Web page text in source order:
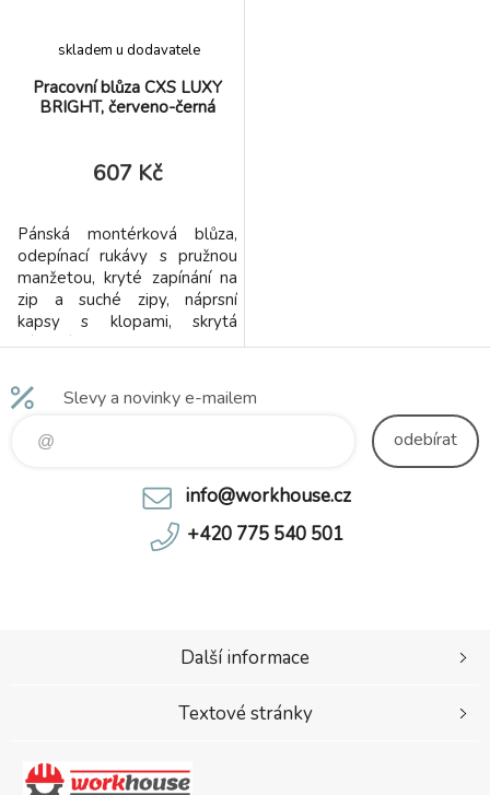
Pracovní blůza CXS LUXY
BRIGHT, červeno-černá
skladem u dodavatele
607 Kč
Pánská montérková blůza,
odepínací rukávy s pružnou
manžetou, kryté zapínání na
zip a suché zipy, náprsní
kapsy s klopami, skrytá
náprsní kapsa na zip,
na bocích do gumy, reflexní
pruhy. Doporučené použití:
strojírenství, stavebnictví,
lehký průmysl, automobilový
manipulace, spedic
Slevy a novinky e-mailem
odebírat
info@workhouse.cz
+420 775 540 501
Další informace
Textové stránky